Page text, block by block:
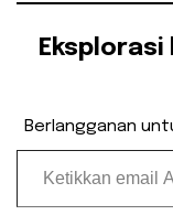
Berlangganan
Ketikkan email Anda...